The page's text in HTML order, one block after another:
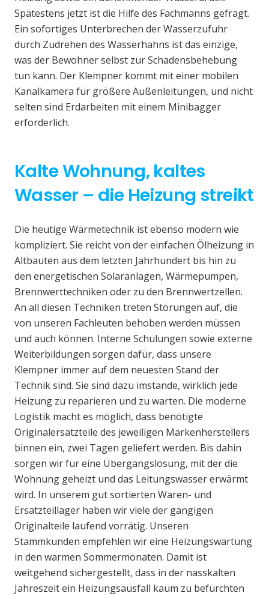
Spätestens jetzt ist die Hilfe des Fachmanns gefragt.
Ein sofortiges Unterbrechen der Wasserzufuhr
durch Zudrehen des Wasserhahns ist das einzige,
was der Bewohner selbst zur Schadensbehebung
tun kann. Der Klempner kommt mit einer mobilen
Kanalkamera für größere Außenleitungen, und nicht
selten sind Erdarbeiten mit einem Minibagger
erforderlich.
Kalte Wohnung, kaltes
Wasser – die Heizung streikt
Die heutige Wärmetechnik ist ebenso modern wie
kompliziert. Sie reicht von der einfachen Ölheizung in
Altbauten aus dem letzten Jahrhundert bis hin zu
den energetischen Solaranlagen, Wärmepumpen,
Brennwerttechniken oder zu den Brennwertzellen.
An all diesen Techniken treten Störungen auf, die
von unseren Fachleuten behoben werden müssen
und auch können. Interne Schulungen sowie externe
Weiterbildungen sorgen dafür, dass unsere
Klempner immer auf dem neuesten Stand der
Technik sind. Sie sind dazu imstande, wirklich jede
Heizung zu reparieren und zu warten. Die moderne
Logistik macht es möglich, dass benötigte
Originalersatzteile des jeweiligen Markenherstellers
binnen ein, zwei Tagen geliefert werden. Bis dahin
sorgen wir für eine Übergangslösung, mit der die
Wohnung geheizt und das Leitungswasser erwärmt
wird. In unserem gut sortierten Waren- und
Ersatzteillager haben wir viele der gängigen
Originalteile laufend vorrätig. Unseren
Stammkunden empfehlen wir eine Heizungswartung
in den warmen Sommermonaten. Damit ist
weitgehend sichergestellt, dass in der nasskalten
Jahreszeit ein Heizungsausfall kaum zu befürchten